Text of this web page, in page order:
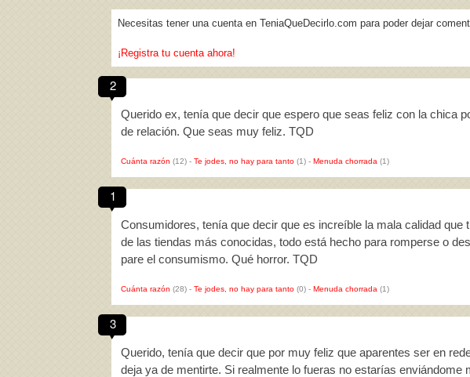
Necesitas tener una cuenta en TeniaQueDecirlo.com para poder dejar
¡Registra tu cuenta ahora!
2
Querido ex, tenía que decir que espero que seas feliz con la chica
de relación. Que seas muy feliz. TQD
Cuánta razón (12) - Te jodes, no hay para tanto (1) - Menuda chorrada (1)
1
Consumidores, tenía que decir que es increíble la mala calidad que
de las tiendas más conocidas, todo está hecho para romperse o
pare el consumismo. Qué horror. TQD
Cuánta razón (28) - Te jodes, no hay para tanto (0) - Menuda chorrada (1)
3
Querido, tenía que decir que por muy feliz que aparentes ser en
deja ya de mentirte. Si realmente lo fueras no estarías enviándome